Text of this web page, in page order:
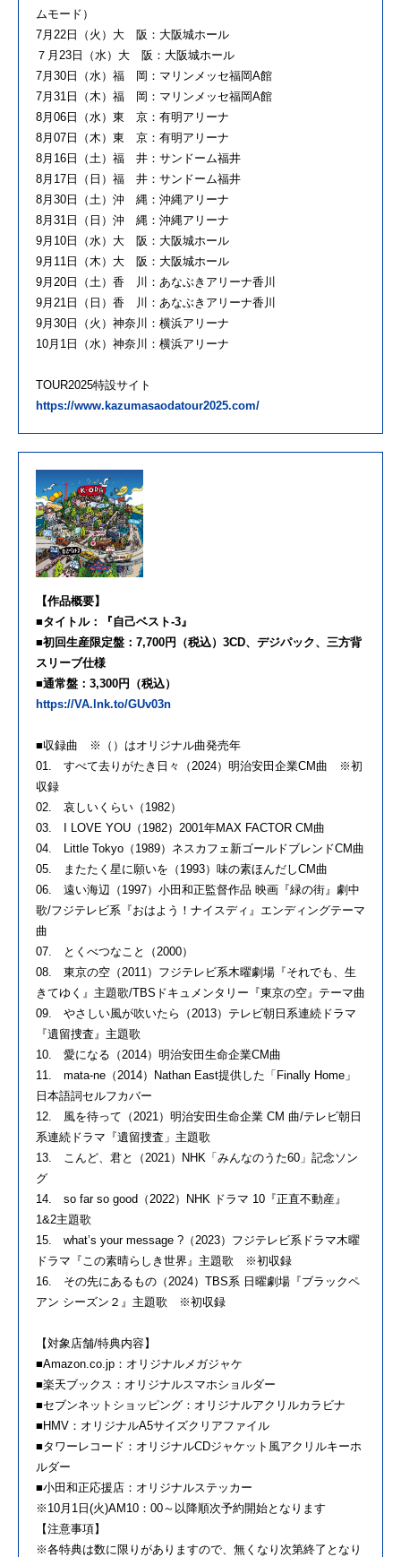
ムモード）
7月22日（火）大 阪：大阪城ホール
７月23日（水）大 阪：大阪城ホール
7月30日（水）福 岡：マリンメッセ福岡A館
7月31日（木）福 岡：マリンメッセ福岡A館
8月06日（水）東 京：有明アリーナ
8月07日（木）東 京：有明アリーナ
8月16日（土）福 井：サンドーム福井
8月17日（日）福 井：サンドーム福井
8月30日（土）沖 縄：沖縄アリーナ
8月31日（日）沖 縄：沖縄アリーナ
9月10日（水）大 阪：大阪城ホール
9月11日（木）大 阪：大阪城ホール
9月20日（土）香 川：あなぶきアリーナ香川
9月21日（日）香 川：あなぶきアリーナ香川
9月30日（火）神奈川：横浜アリーナ
10月1日（水）神奈川：横浜アリーナ
TOUR2025特設サイト
https://www.kazumasaodatour2025.com/
【作品概要】
■タイトル：『自己ベスト-3』
■初回生産限定盤：7,700円（税込）3CD、デジパック、三方背
スリーブ仕様
■通常盤：3,300円（税込）
https://VA.lnk.to/GUv03n
■収録曲 ※（）はオリジナル曲発売年
01. すべて去りがたき日々（2024）明治安田企業CM曲 ※初
収録
02. 哀しいくらい（1982）
03. I LOVE YOU（1982）2001年MAX FACTOR CM曲
04. Little Tokyo（1989）ネスカフェ新ゴールドブレンドCM曲
05. またたく星に願いを（1993）味の素ほんだしCM曲
06. 遠い海辺（1997）小田和正監督作品 映画『緑の街』劇中
歌/フジテレビ系『おはよう！ナイスディ』エンディングテーマ
曲
07. とくべつなこと（2000）
08. 東京の空（2011）フジテレビ系木曜劇場『それでも、生
きてゆく』主題歌/TBSドキュメンタリー『東京の空』テーマ曲
09. やさしい風が吹いたら（2013）テレビ朝日系連続ドラマ
『遺留捜査』主題歌
10. 愛になる（2014）明治安田生命企業CM曲
11. mata-ne（2014）Nathan East提供した「Finally Home」
日本語詞セルフカバー
12. 風を待って（2021）明治安田生命企業 CM 曲/テレビ朝日
系連続ドラマ『遺留捜査」主題歌
13. こんど、君と（2021）NHK「みんなのうた60」記念ソン
グ
14. so far so good（2022）NHK ドラマ 10『正直不動産』
1&2主題歌
15. what’s your message ?（2023）フジテレビ系ドラマ木曜
ドラマ『この素晴らしき世界』主題歌 ※初収録
16. その先にあるもの（2024）TBS系 日曜劇場『ブラックペ
アン シーズン２』主題歌 ※初収録
【対象店舗/特典内容】
■Amazon.co.jp：オリジナルメガジャケ
■楽天ブックス：オリジナルスマホショルダー
■セブンネットショッピング：オリジナルアクリルカラビナ
■HMV：オリジナルA5サイズクリアファイル
■タワーレコード：オリジナルCDジャケット風アクリルキーホ
ルダー
■小田和正応援店：オリジナルステッカー
※10月1日(火)AM10：00～以降順次予約開始となります
【注意事項】
※各特典は数に限りがありますので、無くなり次第終了となり